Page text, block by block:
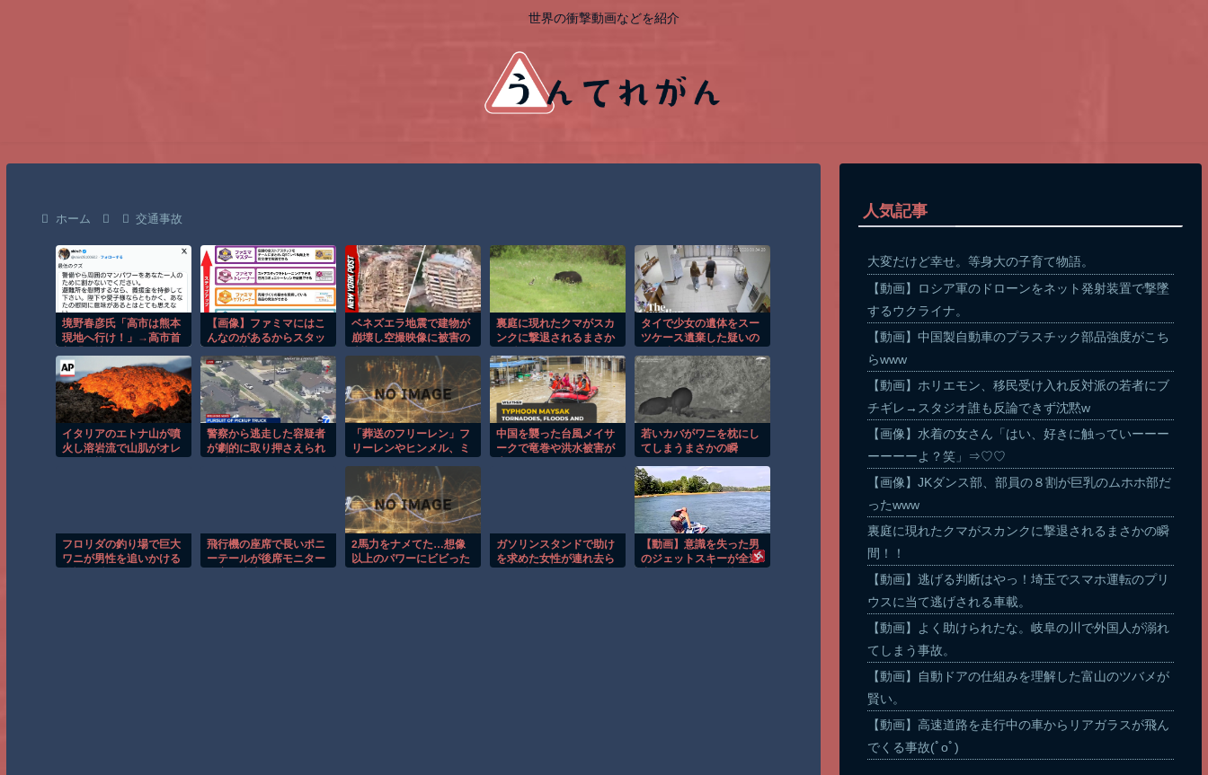
世界の衝撃動画などを紹介
ホーム 交通事故
境野春彦氏「高市は熊本
現地へ行け！」→高市首
境野氏「行くんじゃね
ぇ！」
【画像】ファミマにはこ
んなのがあるからスタッ
ベネズエラ地震で建物が
崩壊し空撮映像に被害の
裏庭に現れたクマがスカ
ンクに撃退されるまさか
タイで少女の遺体をスー
ツケース遺棄した疑いの
イタリアのエトナ山が噴
火し溶岩流で山肌がオレ
警察から逃走した容疑者
が劇的に取り押さえられ
「葬送のフリーレン」フ
リーレンやヒンメル、ミ
座り!? アクスタやID風ア
クリルカードなど新グッ
ズ先行販売フェアを開催
中♪
中国を襲った台風メイサ
ークで竜巻や洪水被害が
若いカバがワニを枕にし
てしまうまさかの瞬
フロリダの釣り場で巨大
ワニが男性を追いかける
飛行機の座席で長いポニ
ーテールが後席モニター
2馬力をナメてた…想像
以上のパワーにビビった
ガソリンスタンドで助け
を求めた女性が連れ去ら
【動画】意識を失った男
のジェットスキーが全速
人気記事
大変だけど幸せ。等身大の子育て物語。
【動画】ロシア軍のドローンをネット発射装置で撃墜
するウクライナ。
【動画】中国製自動車のプラスチック部品強度がこち
らwww
【動画】ホリエモン、移民受け入れ反対派の若者にブ
チギレ→スタジオ誰も反論できず沈黙w
【画像】水着の女さん「はい、好きに触っていーーー
ーーーーよ？笑」⇒♡♡
【画像】JKダンス部、部員の８割が巨乳のムホホ部だ
ったwww
裏庭に現れたクマがスカンクに撃退されるまさかの瞬
間！！
【動画】逃げる判断はやっ！埼玉でスマホ運転のプリ
ウスに当て逃げされる車載。
【動画】よく助けられたな。岐阜の川で外国人が溺れ
てしまう事故。
【動画】自動ドアの仕組みを理解した富山のツバメが
賢い。
【動画】高速道路を走行中の車からリアガラスが飛ん
でくる事故(ﾟoﾟ)